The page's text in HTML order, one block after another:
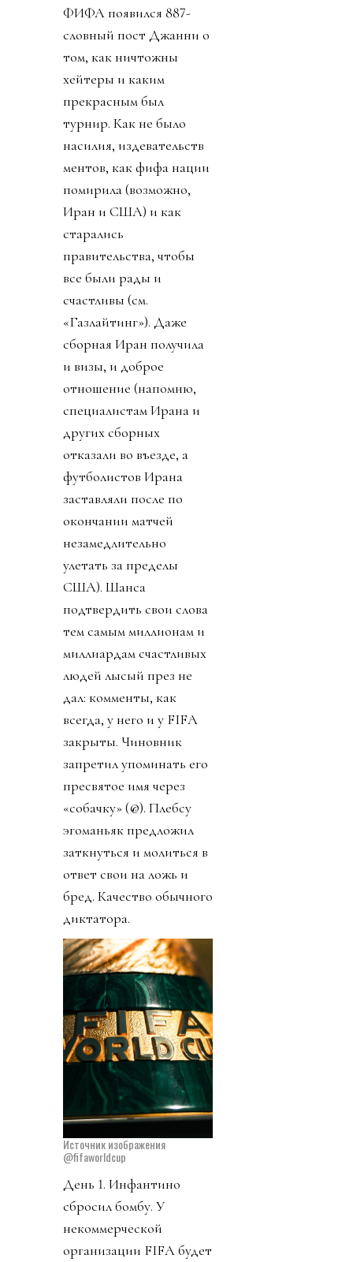
ФИФА появился 887-
словный пост Джанни о
том, как ничтожны
хейтеры и каким
прекрасным был
турнир. Как не было
насилия, издевательств
ментов, как фифа нации
помирила (возможно,
Иран и США) и как
старались
правительства, чтобы
все были рады и
счастливы (см.
«Газлайтинг»). Даже
сборная Иран получила
и визы, и доброе
отношение (напомню,
специалистам Ирана и
других сборных
отказали во въезде, а
футболистов Ирана
заставляли после по
окончании матчей
незамедлительно
улетать за пределы
США). Шанса
подтвердить свои слова
тем самым миллионам и
миллиардам счастливых
людей лысый през не
дал: комменты, как
всегда, у него и у FIFA
закрыты. Чиновник
запретил упоминать его
пресвятое имя через
«собачку» (@). Плебсу
эгоманьяк предложил
заткнуться и молиться в
ответ свои на ложь и
бред. Качество обычного
диктатора.
Источник изображения
@fifaworldcup
День 1. Инфантино
сбросил бомбу. У
некоммерческой
организации FIFA будет